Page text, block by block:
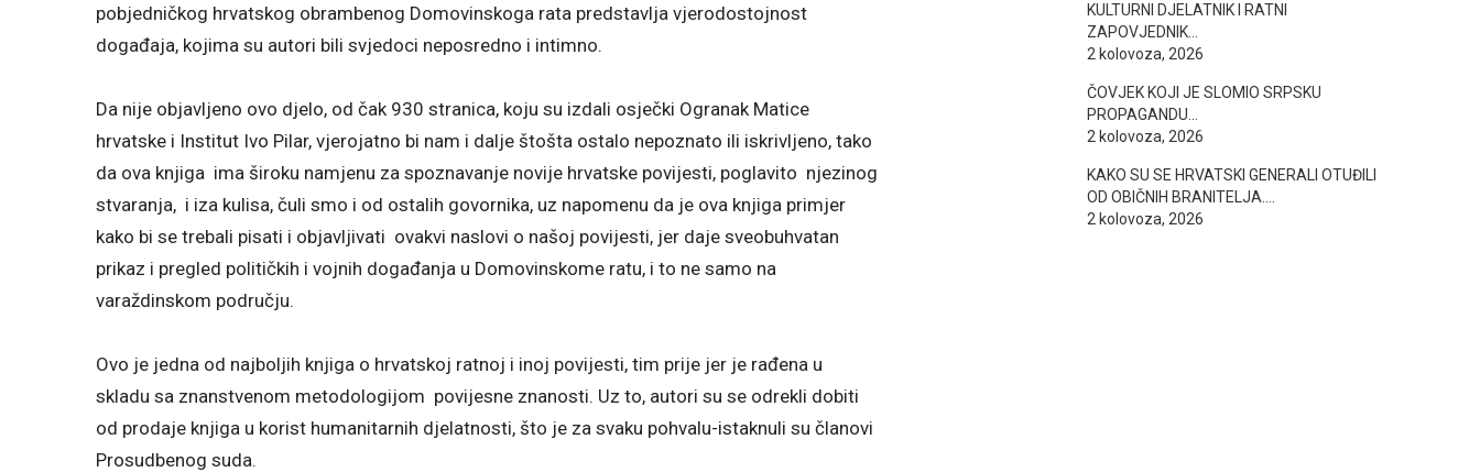
pobjedničkog hrvatskog obrambenog Domovinskoga rata predstavlja vjerodostojnost
događaja, kojima su autori bili svjedoci neposredno i intimno.
Da nije objavljeno ovo djelo, od čak 930 stranica, koju su izdali osječki Ogranak Matice
hrvatske i Institut Ivo Pilar, vjerojatno bi nam i dalje štošta ostalo nepoznato ili iskrivljeno, tako
da ova knjiga ima široku namjenu za spoznavanje novije hrvatske povijesti, poglavito njezinog
stvaranja, i iza kulisa, čuli smo i od ostalih govornika, uz napomenu da je ova knjiga primjer
kako bi se trebali pisati i objavljivati ovakvi naslovi o našoj povijesti, jer daje sveobuhvatan
prikaz i pregled političkih i vojnih događanja u Domovinskome ratu, i to ne samo na
varaždinskom području.
Ovo je jedna od najboljih knjiga o hrvatskoj ratnoj i inoj povijesti, tim prije jer je rađena u
skladu sa znanstvenom metodologijom povijesne znanosti. Uz to, autori su se odrekli dobiti
od prodaje knjiga u korist humanitarnih djelatnosti, što je za svaku pohvalu-istaknuli su članovi
Prosudbenog suda.
KULTURNI DJELATNIK I RATNI
ZAPOVJEDNIK…
2 kolovoza, 2026
ČOVJEK KOJI JE SLOMIO SRPSKU
PROPAGANDU…
2 kolovoza, 2026
KAKO SU SE HRVATSKI GENERALI OTUĐILI
OD OBIČNIH BRANITELJA….
2 kolovoza, 2026